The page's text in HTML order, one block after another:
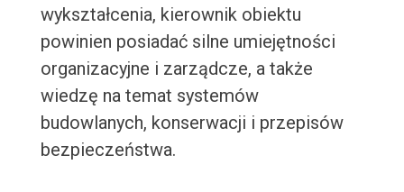
wykształcenia, kierownik obiektu
powinien posiadać silne umiejętności
organizacyjne i zarządcze, a także
wiedzę na temat systemów
budowlanych, konserwacji i przepisów
bezpieczeństwa.